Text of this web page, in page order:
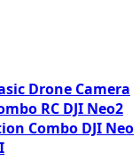
Drone Camera
RC DJI Neo2
Combo DJI Neo